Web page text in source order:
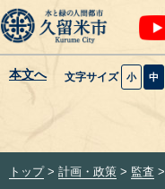
本文へ 文字サイズ 小 中
暮らし・届出
健康・医療・福祉
トップ> 計画・政策 > 監査 >